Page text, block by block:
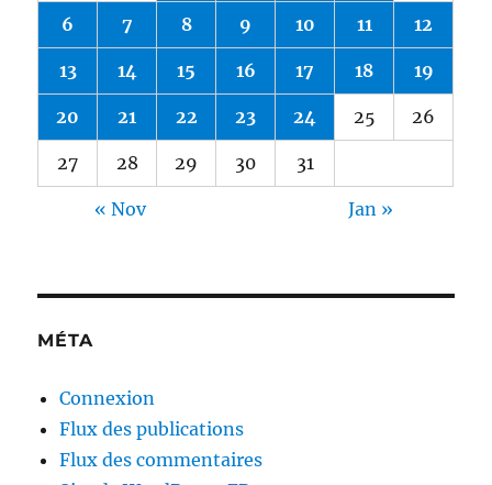
6 7 8 9 10 11 12
13 14 15 16 17 18 19
20 21 22 23 24 25 26
27 28 29 30 31
« Nov Jan »
MÉTA
Connexion
Flux des publications
Flux des commentaires